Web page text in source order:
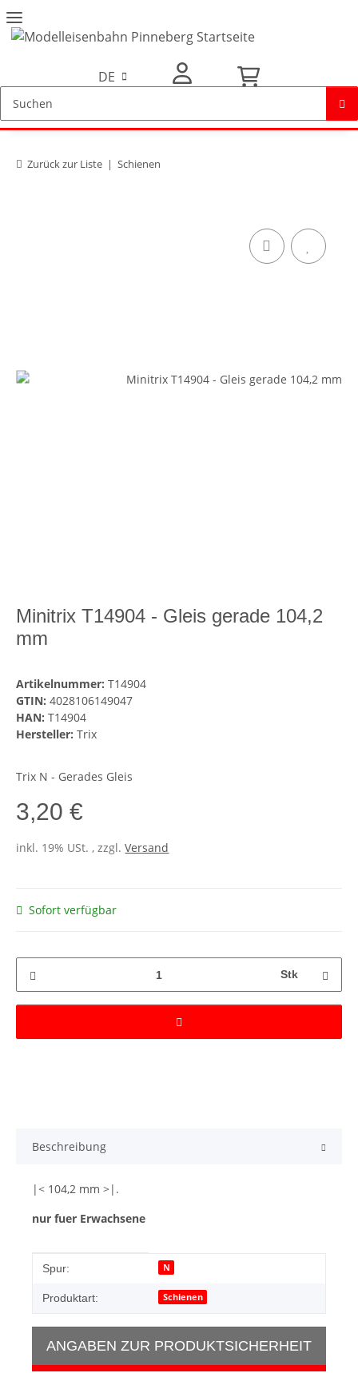
DE
Zurück zur Liste Schienen
Minitrix T14904 - Gleis gerade 104,2
mm
Artikelnummer:T14904
GTIN: 4028106149047
HAN: T14904
Hersteller: Trix
Trix N - Gerades Gleis
3,20 €
inkl. 19% USt. , zzgl.Versand
Sofort verfügbar
Stk
Beschreibung
|< 104,2 mm >|.
nur fuer Erwachsene
Produkteigenschaft
Wert
Spur: N
Produktart: Schienen
ANGABEN ZUR PRODUKTSICHERHEIT